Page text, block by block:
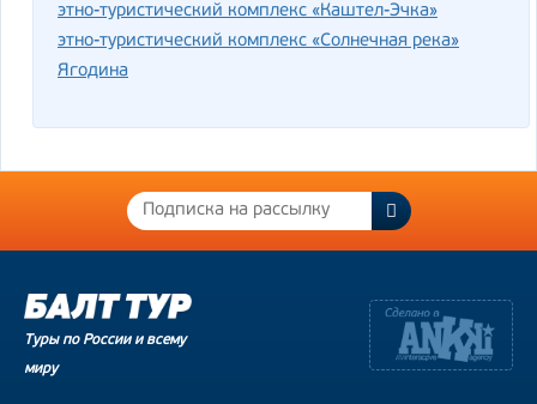
этно-туристический комплекс «Каштел-Эчка»
этно-туристический комплекс «Солнечная река»
Ягодина
Туры по России и всему
миру